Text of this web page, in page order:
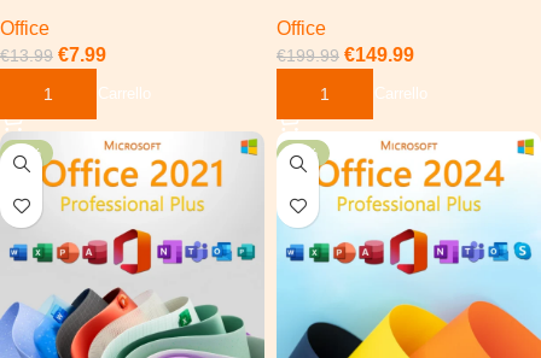
Office
€13.99 €7.99
Aggiungi Al Carrello
Office
€199.99 €149.99
Aggiungi Al Carrello
-38% -55%